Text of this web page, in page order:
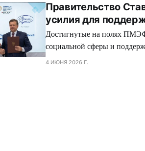
Правительство
усилия для
Достигнутые на полях
социальной сферы и
4 ИЮНЯ 2026 Г.